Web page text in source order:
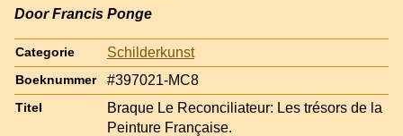
Door Francis Ponge
Categorie Schilderkunst
Boeknummer #397021-MC8
Titel
Braque Le Reconciliateur: Les trésors de la
Peinture Française.